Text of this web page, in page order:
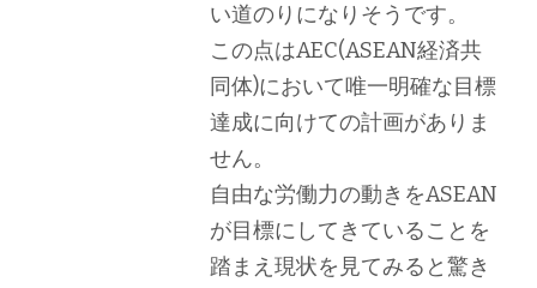
い道のりになりそうです。
この点はAEC(ASEAN経済共
同体)において唯一明確な目標
達成に向けての計画がありま
せん。
自由な労働力の動きをASEAN
が目標にしてきていることを
踏まえ現状を見てみると驚き